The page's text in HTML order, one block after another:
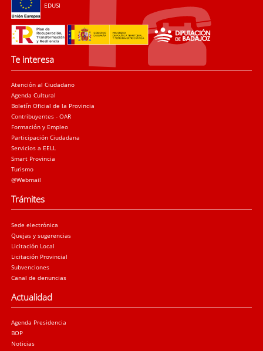
EDUSI
Te interesa
Atención al Ciudadano
Agenda Cultural
Boletín Oficial de la Provincia
Contribuyentes - OAR
Formación y Empleo
Participación Ciudadana
Servicios a EELL
Smart Provincia
Turismo
@Webmail
Trámites
Sede electrónica
Quejas y sugerencias
Licitación Local
Licitación Provincial
Subvenciones
Canal de denuncias
Actualidad
Agenda Presidencia
BOP
Noticias